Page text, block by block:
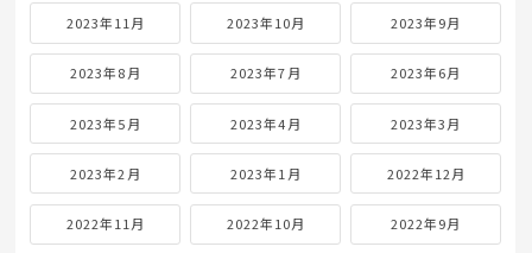
2023年11月 2023年10月 2023年9月
2023年8月 2023年7月 2023年6月
2023年5月 2023年4月 2023年3月
2023年2月 2023年1月 2022年12月
2022年11月 2022年10月 2022年9月